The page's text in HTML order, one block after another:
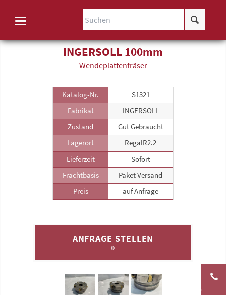
INGERSOLL 100mm
Wende­plattenfräser
Katalog-Nr.
S1321
Fabrikat
INGERSOLL
Zustand
Gut Gebraucht
Lagerort
RegalR2.2
Lieferzeit
Sofort
Frachtbasis
Paket Versand
Preis
auf Anfrage
ANFRAGE STELLEN
»